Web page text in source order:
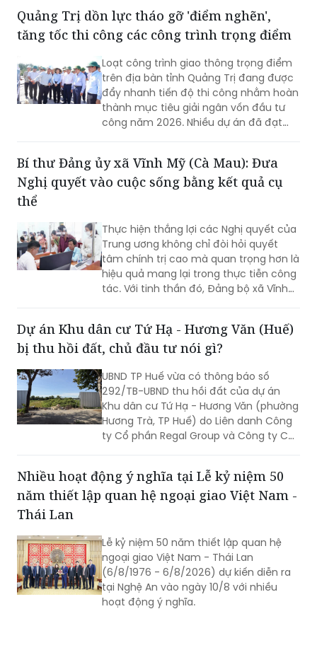
Quảng Trị dồn lực tháo gỡ 'điểm nghẽn',
tăng tốc thi công các công trình trọng điểm
Loạt công trình giao thông trọng điểm
trên địa bàn tỉnh Quảng Trị đang được
đẩy nhanh tiến độ thi công nhằm hoàn
thành mục tiêu giải ngân vốn đầu tư
công năm 2026. Nhiều dự án đã đạt
giải phóng mặt bằng vẫn là "nút thắt"
cần sớm tháo gỡ để bảo đảm tiến độ
Bí thư Đảng ủy xã Vĩnh Mỹ (Cà Mau): Đưa
Nghị quyết vào cuộc sống bằng kết quả cụ
thể
Thực hiện thắng lợi các Nghị quyết của
Trung ương không chỉ đòi hỏi quyết
tâm chính trị cao mà quan trọng hơn là
hiệu quả mang lại trong thực tiễn công
tác. Với tinh thần đó, Đảng bộ xã Vĩnh
đội ngũ cán bộ đủ phẩm chất, năng
lực, trách nhiệm, đưa các chủ trương
chuyển biến rõ nét trong phát triển kinh
tế - xã hội và nâng cao đời sống Nhân
dân.
Dự án Khu dân cư Tứ Hạ - Hương Văn (Huế)
bị thu hồi đất, chủ đầu tư nói gì?
UBND TP Huế vừa có thông báo số
292/TB-UBND thu hồi đất của dự án
Khu dân cư Tứ Hạ - Hương Văn (phường
Hương Trà, TP Huế) do Liên danh Công
ty Cổ phần Regal Group và Công ty Cổ
Nhiều hoạt động ý nghĩa tại Lễ kỷ niệm 50
năm thiết lập quan hệ ngoại giao Việt Nam -
Thái Lan
Lễ kỷ niệm 50 năm thiết lập quan hệ
ngoại giao Việt Nam - Thái Lan
(6/8/1976 - 6/8/2026) dự kiến diễn ra
tại Nghệ An vào ngày 10/8 với nhiều
hoạt động ý nghĩa.